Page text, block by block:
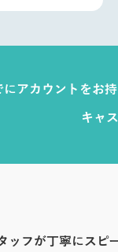
にアカウントをお
キャ
フが丁寧にスピ